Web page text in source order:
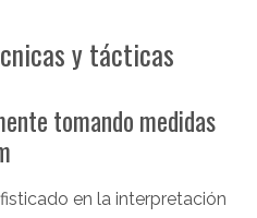
y tácticas
tomando medidas
en la interpretación